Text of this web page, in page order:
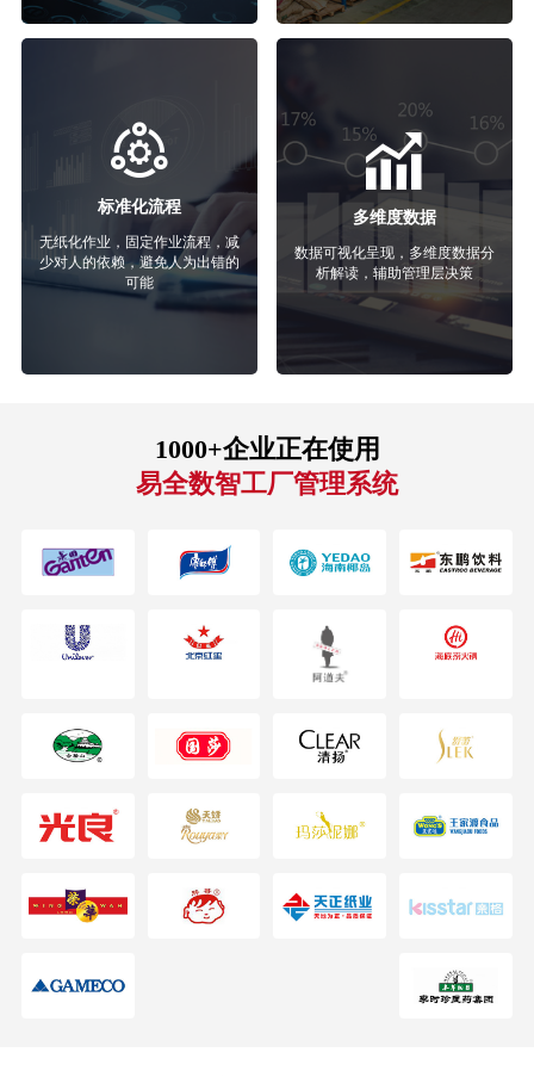
标准化流程
无纸化作业，固定作业流程，减
少对人的依赖，避免人为出错的
可能
多维度数据
数据可视化呈现，多维度数据分
析解读，辅助管理层决策
1000+企业正在使用
易全数智工厂管理系统